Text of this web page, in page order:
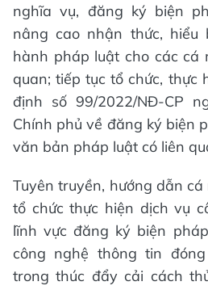
nghĩa vụ, đăng ký biện
nâng cao nhận thức,
hành pháp luật cho các cá
quan; tiếp tục tổ chức, thực
định số 99/2022/NĐ-CP
Chính phủ về đăng ký biện
văn bản pháp luật có liên
Tuyên truyền, hướng dẫn
tổ chức thực hiện dịch vụ
lĩnh vực đăng ký biện
công nghệ thông tin
trong thúc đẩy cải cách